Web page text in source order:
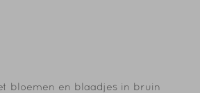
bloemen en blaadjes in bruin